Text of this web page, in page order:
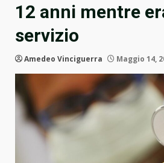
12 anni mentre
servizio
Amedeo Vinciguerra Maggio 14,